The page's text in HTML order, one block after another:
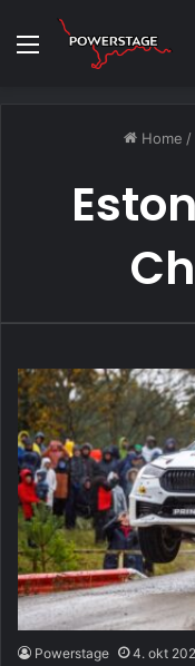
Menu
Home /
Powerstage 4. okt